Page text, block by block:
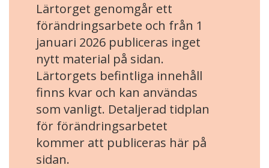
Lärtorget genomgår ett
förändringsarbete och från 1
januari 2026 publiceras inget
nytt material på sidan.
Lärtorgets befintliga innehåll
finns kvar och kan användas
som vanligt. Detaljerad tidplan
för förändringsarbetet
kommer att publiceras här på
sidan.